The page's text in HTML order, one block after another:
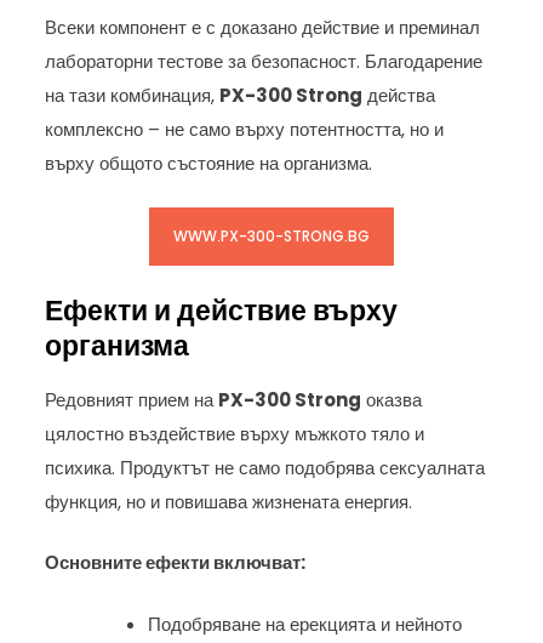
Всеки компонент е с доказано действие и преминал
лабораторни тестове за безопасност. Благодарение
на тази комбинация, PX-300 Strong действа
комплексно – не само върху потентността, но и
върху общото състояние на организма.
WWW.PX-300-STRONG.BG
Ефекти и действие върху
организма
Редовният прием наPX-300 Strong оказва
цялостно въздействие върху мъжкото тяло и
психика. Продуктът не само подобрява сексуалната
функция, но и повишава жизнената енергия.
Основните ефекти включват:
Подобряване на ерекцията и нейното